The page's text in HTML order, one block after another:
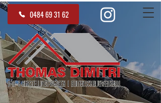
0484 69 31 62